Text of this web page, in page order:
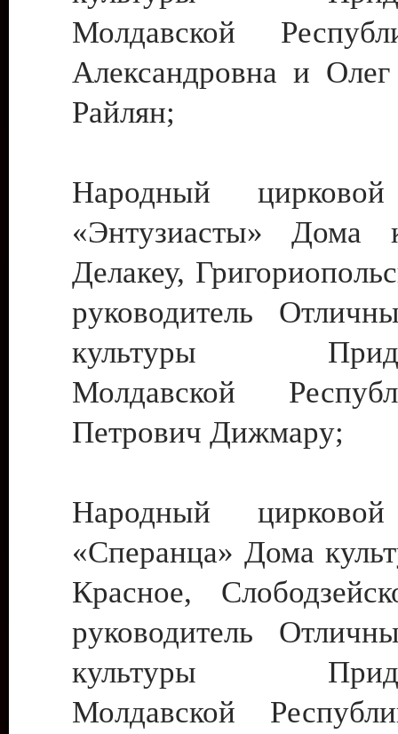
Молдавской
Александровна и
Райлян;
Народный цирковой
«Энтузиасты» Дома
Делакеу,
руководитель
культуры
Молдавской
Петрович Дижмару;
Народный цирковой
«Сперанца» Дома
Красное,
руководитель
культуры
Молдавской